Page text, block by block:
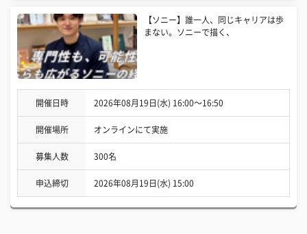
【ソニー】誰一人、同じキャリアは歩
まない。ソニーで描く、
開催日時 2026年08月19日(水) 16:00〜16:50
開催場所 オンラインにて実施
募集人数 300名
申込締切 2026年08月19日(水) 15:00